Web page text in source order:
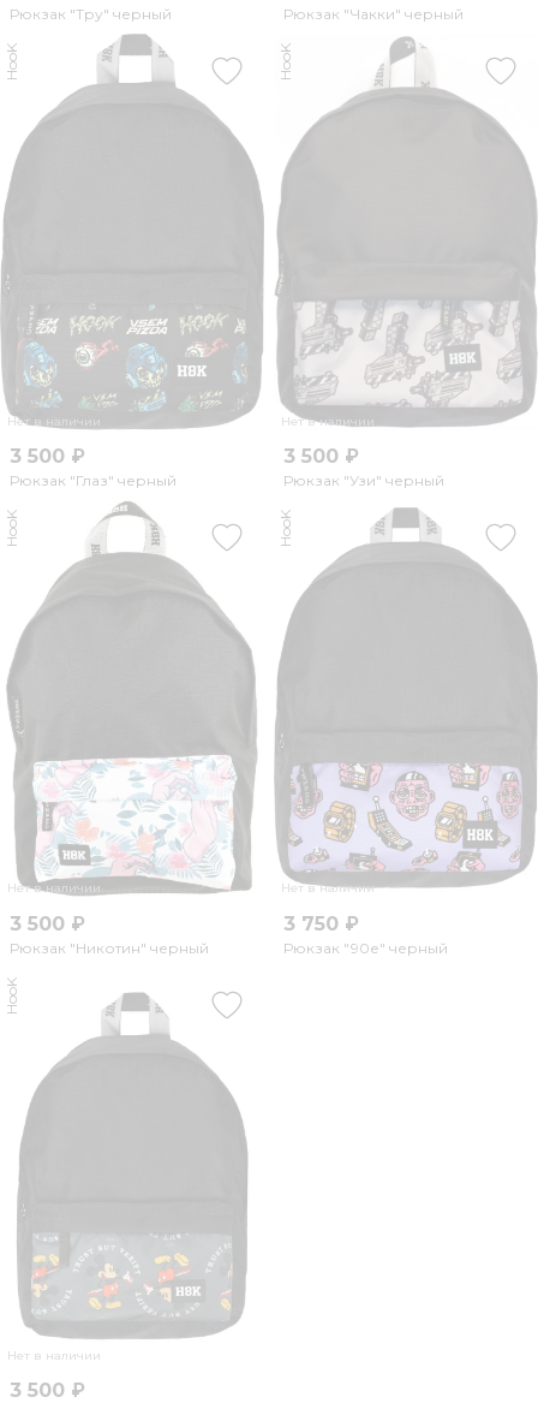
Рюкзак "Тру" черный Рюкзак "Чакки" черный
Нет в наличии
HooK
3 500 ₽
Рюкзак "Глаз" черный
Нет в наличии
HooK
3 500 ₽
Рюкзак "Узи" черный
Нет в наличии
HooK
3 500 ₽
Рюкзак "Никотин" черный
Нет в наличии
HooK
3 750 ₽
Рюкзак "90е" черный
Нет в наличии
HooK
3 500 ₽